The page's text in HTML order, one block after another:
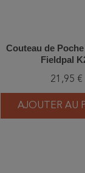
Couteau de
Fieldpal
21,95 €
AJOUTER AU